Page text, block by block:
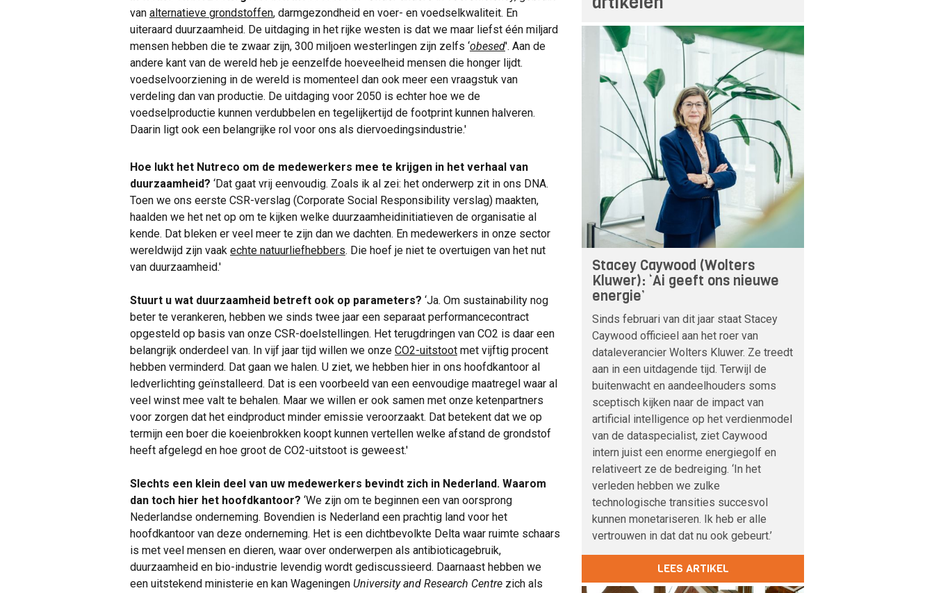
van alternatieve grondstoffen, darmgezondheid en voer- en voedselkwaliteit. En
uiteraard duurzaamheid. De uitdaging in het rijke westen is dat we maar liefst één miljard
mensen hebben die te zwaar zijn, 300 miljoen westerlingen zijn zelfs ‘obesed'. Aan de
andere kant van de wereld heb je eenzelfde hoeveelheid mensen die honger lijdt.
voedselvoorziening in de wereld is momenteel dan ook meer een vraagstuk van
verdeling dan van productie. De uitdaging voor 2050 is echter hoe we de
voedselproductie kunnen verdubbelen en tegelijkertijd de footprint kunnen halveren.
Daarin ligt ook een belangrijke rol voor ons als diervoedingsindustrie.'
Hoe lukt het Nutreco om de medewerkers mee te krijgen in het verhaal van
duurzaamheid? ‘Dat gaat vrij eenvoudig. Zoals ik al zei: het onderwerp zit in ons DNA.
Toen we ons eerste CSR-verslag (Corporate Social Responsibility verslag) maakten,
haalden we het net op om te kijken welke duurzaamheidinitiatieven de organisatie al
kende. Dat bleken er veel meer te zijn dan we dachten. En medewerkers in onze sector
wereldwijd zijn vaak echte natuurliefhebbers. Die hoef je niet te overtuigen van het nut
van duurzaamheid.'
Stuurt u wat duurzaamheid betreft ook op parameters? ‘Ja. Om sustainability nog
beter te verankeren, hebben we sinds twee jaar een separaat performancecontract
opgesteld op basis van onze CSR-doelstellingen. Het terugdringen van CO2 is daar een
belangrijk onderdeel van. In vijf jaar tijd willen we onze CO2-uitstoot met vijftig procent
hebben verminderd. Dat gaan we halen. U ziet, we hebben hier in ons hoofdkantoor al
ledverlichting geïnstalleerd. Dat is een voorbeeld van een eenvoudige maatregel waar al
veel winst mee valt te behalen. Maar we willen er ook samen met onze ketenpartners
voor zorgen dat het eindproduct minder emissie veroorzaakt. Dat betekent dat we op
termijn een boer die koeienbrokken koopt kunnen vertellen welke afstand de grondstof
heeft afgelegd en hoe groot de CO2-uitstoot is geweest.'
Slechts een klein deel van uw medewerkers bevindt zich in Nederland. Waarom
dan toch hier het hoofdkantoor? ‘We zijn om te beginnen een van oorsprong
Nederlandse onderneming. Bovendien is Nederland een prachtig land voor het
hoofdkantoor van deze onderneming. Het is een dichtbevolkte Delta waar ruimte schaars
is met veel mensen en dieren, waar over onderwerpen als antibioticagebruik,
duurzaamheid en bio-industrie levendig wordt gediscussieerd. Daarnaast hebben we
een uitstekend ministerie en kan Wageningen University and Research Centre zich als
Stacey Caywood (Wolters
Kluwer): ‘Ai geeft ons nieuwe
energie’
Sinds februari van dit jaar staat Stacey
Caywood officieel aan het roer van
dataleverancier Wolters Kluwer. Ze treedt
aan in een uitdagende tijd. Terwijl de
buitenwacht en aandeelhouders soms
sceptisch kijken naar de impact van
artificial intelligence op het verdienmodel
van de dataspecialist, ziet Caywood
intern juist een enorme energiegolf en
relativeert ze de bedreiging. ‘In het
verleden hebben we zulke
technologische transities succesvol
kunnen monetariseren. Ik heb er alle
vertrouwen in dat dat nu ook gebeurt.’
LEES ARTIKEL